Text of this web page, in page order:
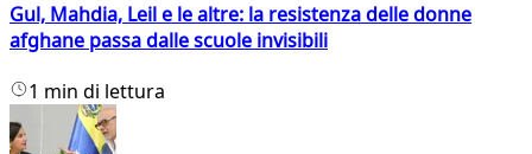
Gul, Mahdia, Leil e le altre: la resistenza delle donne
afghane passa dalle scuole invisibili
1 min di lettura